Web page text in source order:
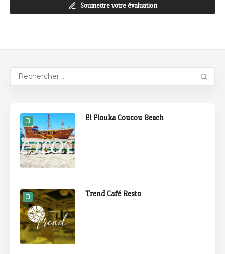
Soumettre votre évaluation
El Flouka Coucou Beach
Trend Café Resto